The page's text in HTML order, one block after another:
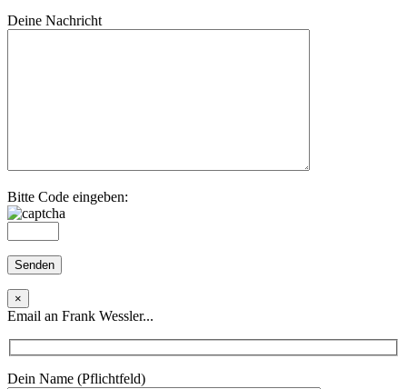
Deine Nachricht
Bitte Code eingeben:
×
Email an Frank Wessler...
Dein Name (Pflichtfeld)